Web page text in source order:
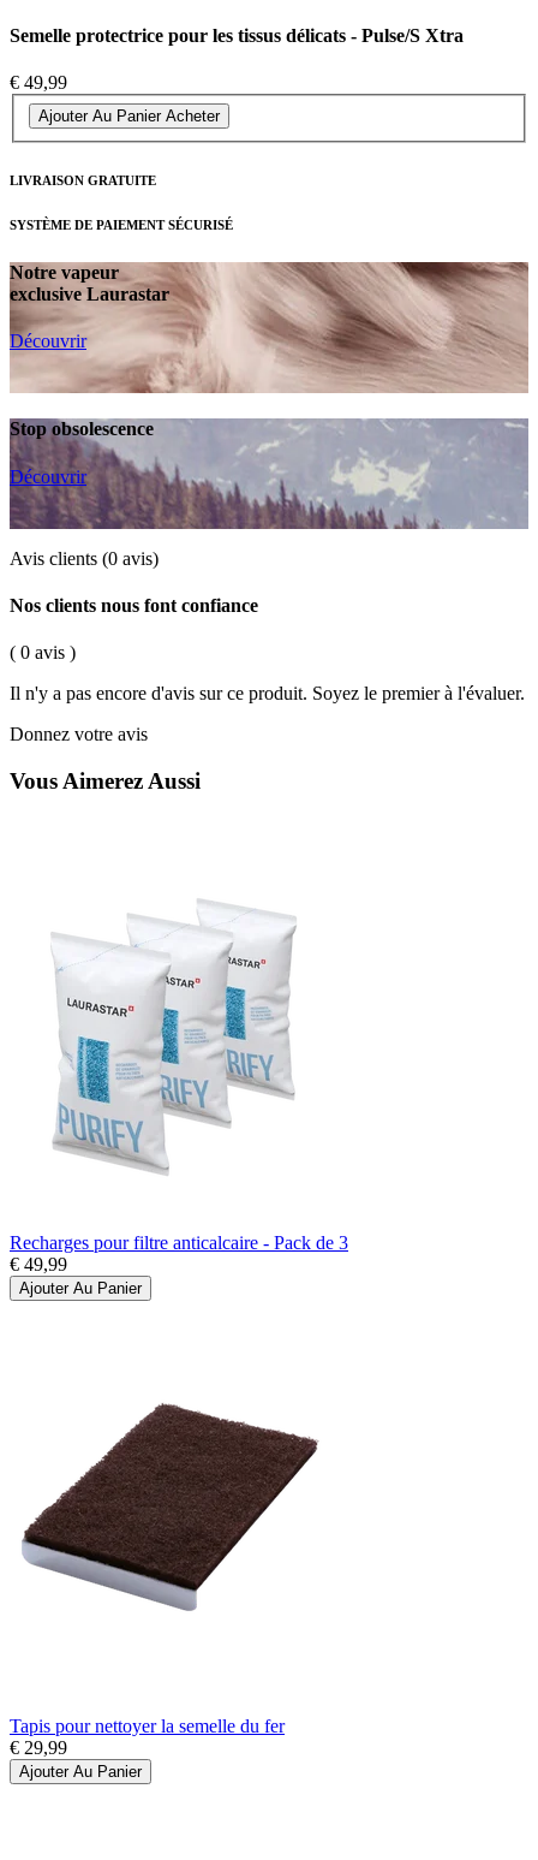
Semelle protectrice pour les tissus délicats - Pulse/S Xtra
€ 49,99
Ajouter Au Panier Acheter
LIVRAISON GRATUITE
SYSTÈME DE PAIEMENT SÉCURISÉ
Notre vapeur
exclusive Laurastar
Découvrir
Stop obsolescence
Découvrir
Avis clients (0 avis)
Nos clients nous font confiance
( 0 avis )
Il n'y a pas encore d'avis sur ce produit. Soyez le premier à l'évaluer.
Donnez votre avis
Vous Aimerez Aussi
Recharges pour filtre anticalcaire - Pack de 3
€ 49,99
Ajouter Au Panier
Tapis pour nettoyer la semelle du fer
€ 29,99
Ajouter Au Panier